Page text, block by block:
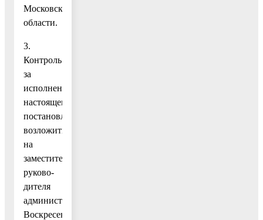
Московской
области.
3.
Контроль
за
исполнением
настоящего
постановления
возложить
на
заместителя
руково-
дителя
администрации
Воскресенского